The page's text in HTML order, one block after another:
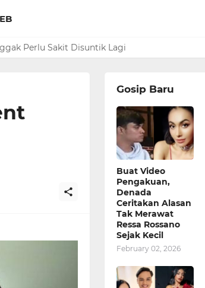
Perlu Sakit Disuntik Lagi
Bandung Barat
Gosip Baru
Buat Video
Pengakuan,
Denada
Ceritakan Alasan
Tak Merawat
Ressa Rossano
Sejak Kecil
February 02, 2026